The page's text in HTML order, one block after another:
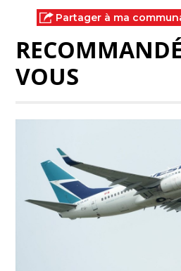
Partager à ma
VOUS